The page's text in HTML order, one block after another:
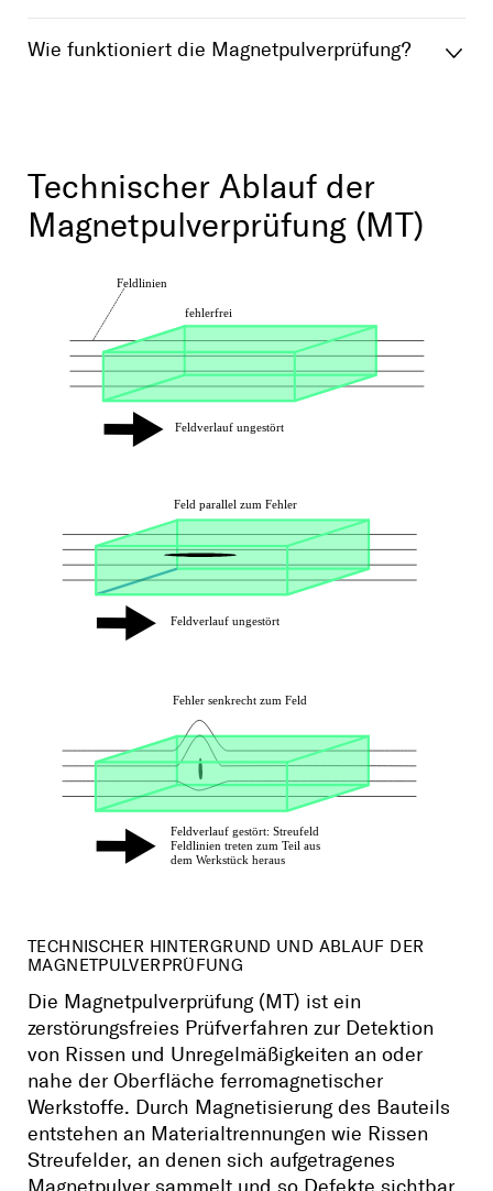
Wie funktioniert die Magnetpulverprüfung?
Technischer Ablauf der
Magnetpulverprüfung (MT)
TECHNISCHER HINTERGRUND UND ABLAUF DER
MAGNETPULVERPRÜFUNG
Die Magnetpulverprüfung (MT) ist ein
zerstörungsfreies Prüfverfahren zur Detektion
von Rissen und Unregelmäßigkeiten an oder
nahe der Oberfläche ferromagnetischer
Werkstoffe. Durch Magnetisierung des Bauteils
entstehen an Materialtrennungen wie Rissen
Streufelder, an denen sich aufgetragenes